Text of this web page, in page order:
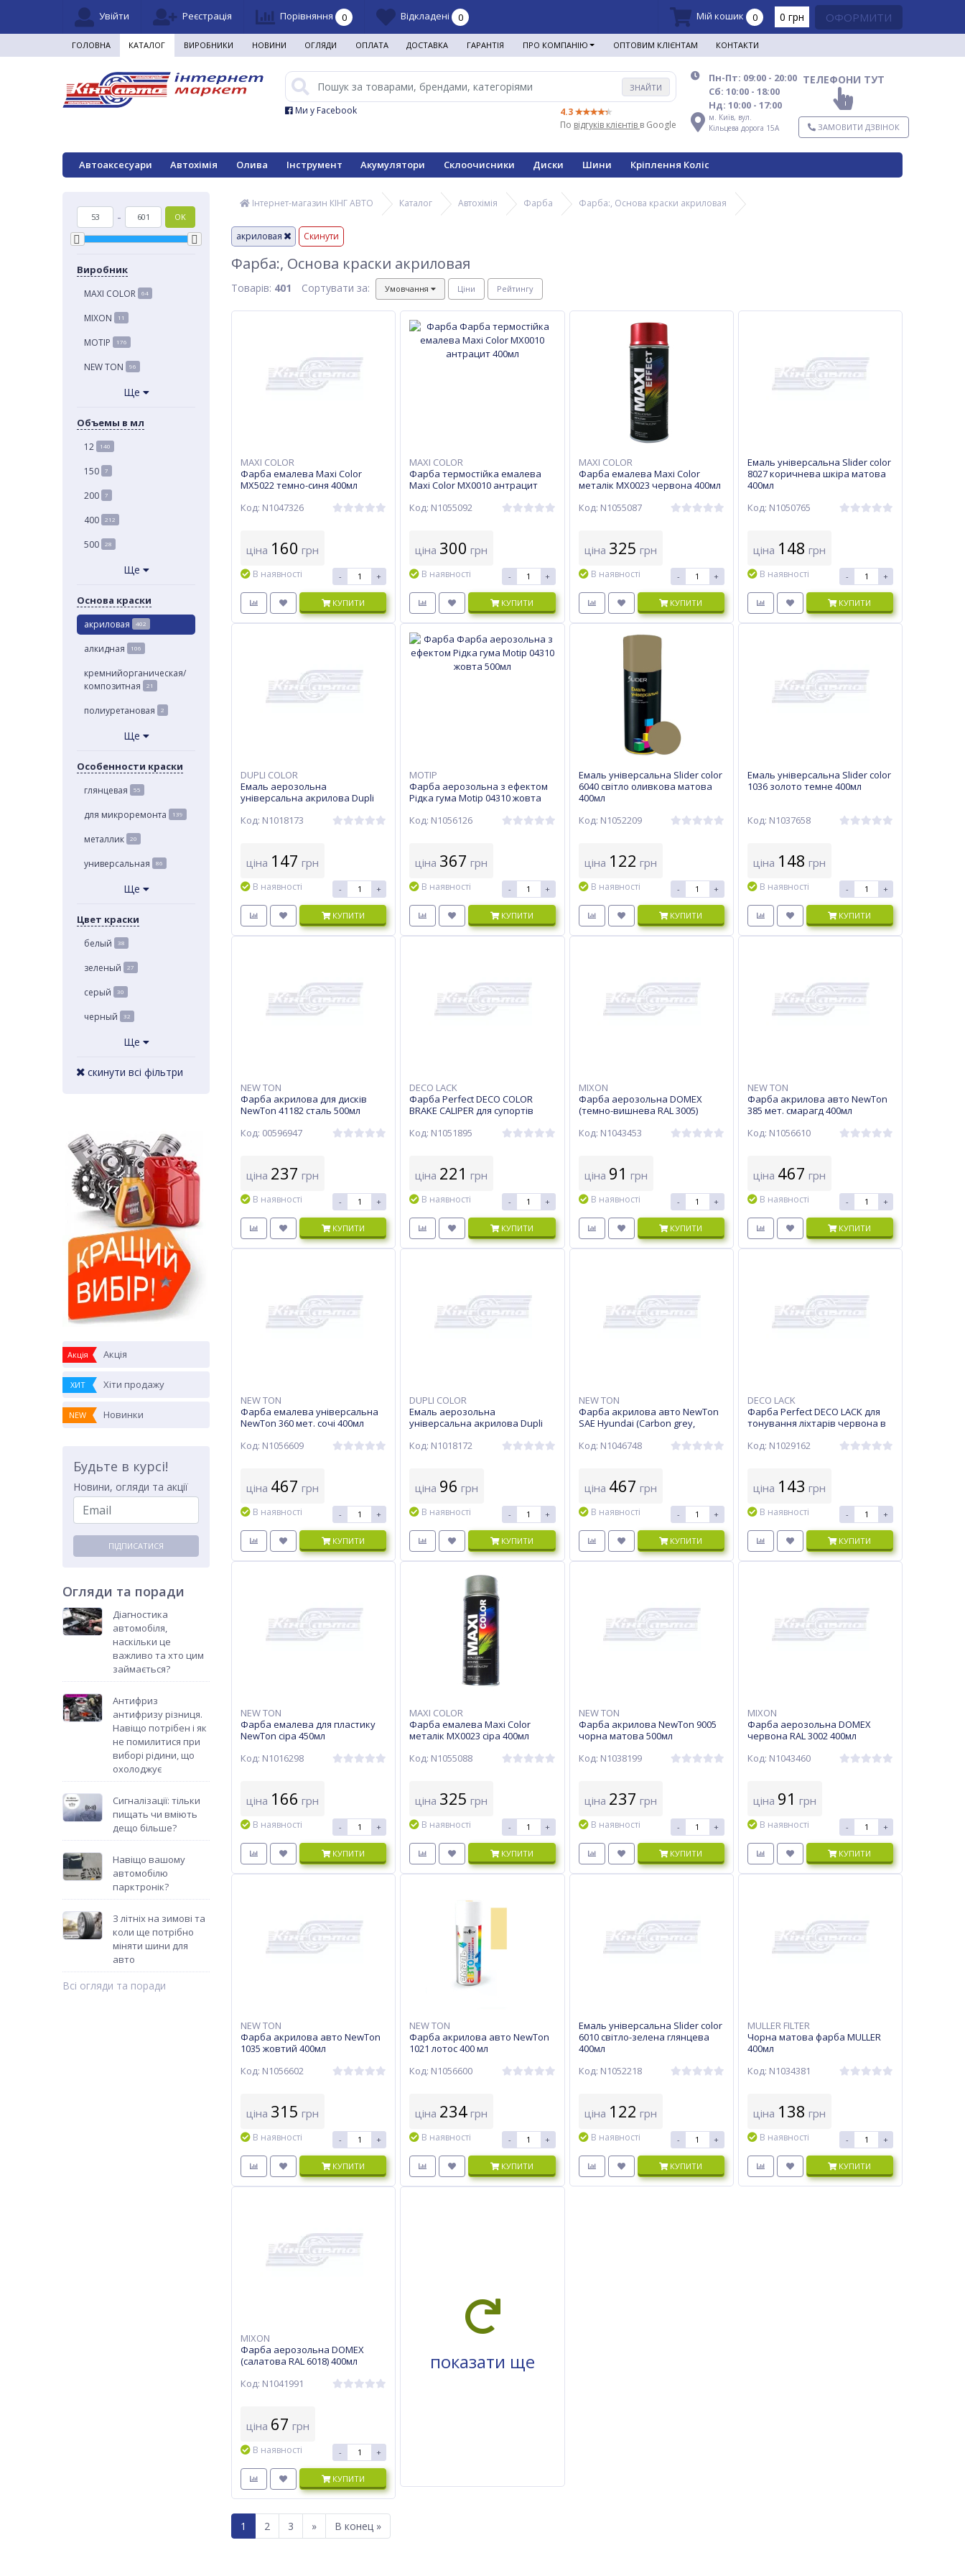
Увійти Реєстрація Порівняння 0 Відкладені 0 Мій кошик 0 0 грн ОФОРМИТИ
ГОЛОВНА КАТАЛОГ ВИРОБНИКИ НОВИНИ ОГЛЯДИ ОПЛАТА ДОСТАВКА ГАРАНТІЯ ПРО КОМПАНІЮ ОПТОВИМ КЛІЄНТАМ КОНТАКТИ
ЗНАЙТИ
4.3
По відгуків клієнтів в Google
Ми у Facebook
Пн-Пт: 09:00 - 20:00
Сб: 10:00 - 18:00
Нд: 10:00 - 17:00
м. Київ, вул.
Кільцева дорога 15А
ТЕЛЕФОНИ ТУТ
ЗАМОВИТИ ДЗВІНОК
Автоаксесуари Автохімія Олива Інструмент Акумулятори Склоочисники Диски Шини Кріплення Коліс
- OK
Виробник
MAXI COLOR 64
MIXON 11
MOTIP 176
NEW TON 96
Ще
Объемы в мл
12 140
150 7
200 7
400 212
500 28
Ще
Основа краски
акриловая 402
алкидная 106
кремнийорганическая/
композитная
21
полиуретановая 2
Ще
Особенности краски
глянцевая 55
для микроремонта 139
металлик 20
универсальная 86
Ще
Цвет краски
белый 38
зеленый 27
серый 30
черный 32
Ще
скинути всі фільтри
Акція Акція
ХИТ Хіти продажу
NEW Новинки
Будьте в курсі!
Новини, огляди та акції
ПІДПИСАТИСЯ
Огляди та поради
Діагностика
автомобіля,
наскільки це
важливо та хто цим
займається?
Антифриз
антифризу різниця.
Навіщо потрібен і як
не помилитися при
виборі рідини, що
охолоджує
Сигналізації: тільки
пищать чи вміють
дещо більше?
Навіщо вашому
автомобілю
парктронік?
З літніх на зимові та
коли ще потрібно
міняти шини для
авто
Всі огляди та поради
Інтернет-магазин КІНГ АВТО Каталог Автохімія Фарба Фарба:, Основа краски акриловая
акриловая Скинути
Фарба:, Основа краски акриловая
Товарів: 401 Сортувати за: Умовчання Ціни Рейтингу
MAXI COLOR
Фарба емалева Maxi Color
MX5022 темно-синя 400мл
Код: N1047326
ціна 160 грн
В наявності - +
КУПИТИ
MAXI COLOR
Фарба термостійка емалева
Maxi Color MX0010 антрацит
Код: N1055092
ціна 300 грн
В наявності - +
КУПИТИ
MAXI COLOR
Фарба емалева Maxi Color
металік MX0023 червона 400мл
Код: N1055087
ціна 325 грн
В наявності - +
КУПИТИ
Емаль універсальна Slider color
8027 коричнева шкіра матова
400мл
Код: N1050765
ціна 148 грн
В наявності - +
КУПИТИ
DUPLI COLOR
Емаль аерозольна
універсальна акрилова Dupli
шоколадно-коричнева 400 мл
Код: N1018173
ціна 147 грн
В наявності - +
КУПИТИ
MOTIP
Фарба аерозольна з ефектом
Рідка гума Motip 04310 жовта
Код: N1056126
ціна 367 грн
В наявності - +
КУПИТИ
Емаль універсальна Slider color
6040 світло оливкова матова
400мл
Код: N1052209
ціна 122 грн
В наявності - +
КУПИТИ
Емаль універсальна Slider color
1036 золото темне 400мл
Код: N1037658
ціна 148 грн
В наявності - +
КУПИТИ
NEW TON
Фарба акрилова для дисків
NewTon 41182 сталь 500мл
Код: 00596947
ціна 237 грн
В наявності - +
КУПИТИ
DECO LACK
Фарба Perfect DECO COLOR
ВRAKE CALIPER для супортів
Код: N1051895
ціна 221 грн
В наявності - +
КУПИТИ
MIXON
Фарба аерозольна DOMEX
(темно-вишнева RAL 3005)
Код: N1043453
ціна 91 грн
В наявності - +
КУПИТИ
NEW TON
Фарба акрилова авто NewTon
385 мет. смарагд 400мл
Код: N1056610
ціна 467 грн
В наявності - +
КУПИТИ
NEW TON
Фарба емалева універсальна
NewTon 360 мет. сочі 400мл
Код: N1056609
ціна 467 грн
В наявності - +
КУПИТИ
DUPLI COLOR
Емаль аерозольна
універсальна акрилова Dupli
коричневий 400 мл
Код: N1018172
ціна 96 грн
В наявності - +
КУПИТИ
NEW TON
Фарба акрилова авто NewTon
SAE Hyundai (Carbon grey,
Код: N1046748
ціна 467 грн
В наявності - +
КУПИТИ
DECO LACK
Фарба Perfect DECO LACK для
тонування ліхтарів червона в
Код: N1029162
ціна 143 грн
В наявності - +
КУПИТИ
NEW TON
Фарба емалева для пластику
NewTon сіра 450мл
Код: N1016298
ціна 166 грн
В наявності - +
КУПИТИ
MAXI COLOR
Фарба емалева Maxi Color
металік MX0023 сіра 400мл
Код: N1055088
ціна 325 грн
В наявності - +
КУПИТИ
NEW TON
Фарба акрилова NewTon 9005
чорна матова 500мл
Код: N1038199
ціна 237 грн
В наявності - +
КУПИТИ
MIXON
Фарба аерозольна DOMEX
червона RAL 3002 400мл
Код: N1043460
ціна 91 грн
В наявності - +
КУПИТИ
NEW TON
Фарба акрилова авто NewTon
1035 жовтий 400мл
Код: N1056602
ціна 315 грн
В наявності - +
КУПИТИ
NEW TON
Фарба акрилова авто NewTon
1021 лотос 400 мл
Код: N1056600
ціна 234 грн
В наявності - +
КУПИТИ
Емаль універсальна Slider color
6010 світло-зелена глянцева
400мл
Код: N1052218
ціна 122 грн
В наявності - +
КУПИТИ
MULLER FILTER
Чорна матова фарба MULLER
400мл
Код: N1034381
ціна 138 грн
В наявності - +
КУПИТИ
MIXON
Фарба аерозольна DOMEX
(салатова RAL 6018) 400мл
Код: N1041991
ціна 67 грн
В наявності - +
КУПИТИ
показати ще
1 2 3 » В конец »